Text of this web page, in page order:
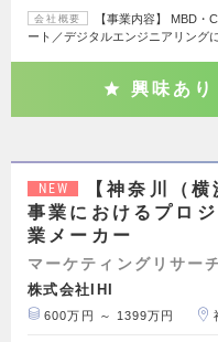
会社概要
【事業内容】 MBD
ート／デジタルエンジニアリング
興味あり
NEW
【神奈川（
事業におけるプロ
業メーカー
マーケティングリサー
株式会社IHI
600万円 ～ 1399万円